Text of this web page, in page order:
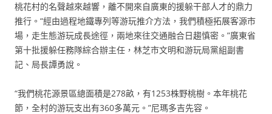
桃花村的名聲越來越響，離不開來自廣東的援躲干部人才的鼎力
推行。“經由過程地鐵專列等游玩推介方法，我們積極拓展客源市
場，走生態游玩成長途徑，兩地來往交通融合日趨慎密。”廣東省
第十批援躲任務隊綜合辦主任，林芝市文明和游玩局黨組副書
記、局長譚勇說。
“我們桃花源景區總面積是278畝，有1253株野桃樹。本年桃花
節，全村的游玩支出有360多萬元。”尼瑪多吉先容。